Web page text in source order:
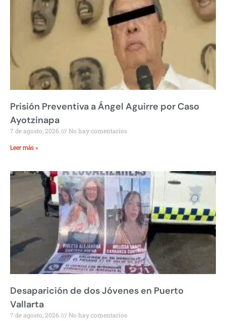
Prisión Preventiva a Ángel Aguirre por Caso
Ayotzinapa
7 de agosto, 2026 No hay comentarios
Leer más »
Desaparición de dos Jóvenes en Puerto
Vallarta
7 de agosto, 2026 No hay comentarios